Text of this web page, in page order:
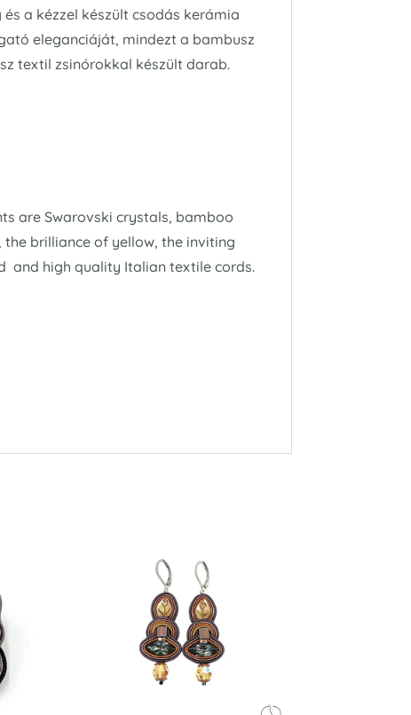
a kézzel készült csodás kerámia
eleganciáját, mindezt a bambusz
textil zsinórokkal készült darab.
are Swarovski crystals, bamboo
brilliance of yellow, the inviting
and high quality Italian textile cords.